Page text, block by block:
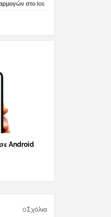
στο Ios
Android
0Σχόλια